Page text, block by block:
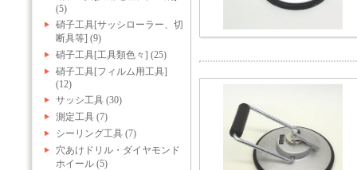
(5)
硝子工具[サッシローラー、切
断具等] (9)
硝子工具[工具類色々] (25)
硝子工具[フィルム用工具]
(12)
サッシ工具 (30)
測定工具 (7)
シーリング工具 (7)
穴あけドリル・ダイヤモンド
ホイール (5)